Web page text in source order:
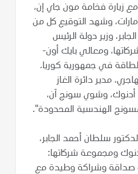
مع زيارة فخامة مون جاي إن،
وشهد التوقيع كل من
وزير دولة الرئيس
ومعالي بايك أون-
في جمهورية كوريا.
مدير دائرة الغاز
أدنوك، وشوي سونج آن،
الهندسية المحدودة".
سلطان أحمد الجابر،
ومجموعة شركاتها:
صداقة وشراكة وطيدة مع